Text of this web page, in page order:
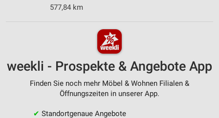
577,84 km
weekli - Prospekte & Angebote App
Finden Sie noch mehr Möbel & Wohnen Filialen &
Öffnungszeiten in unserer App.
✔ Standortgenaue Angebote